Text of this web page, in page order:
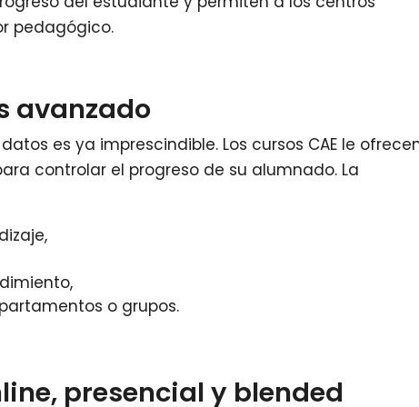
pedagógico.
avanzado
es ya imprescindible. Los cursos CAE le
controlar el progreso de su alumnado. La
o grupos.
presencial y blended